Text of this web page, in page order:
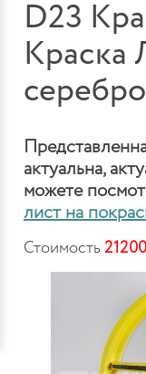
D23
серебро
актуальна,
можете
лист на
Стоимость 21200